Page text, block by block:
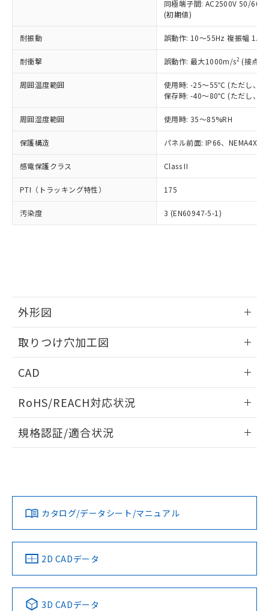
同極端子間: AC2500V 50/
(初期値)
耐振動 誤動作: 10～55Hz 複振幅
耐衝撃 誤動作: 最大1000m/s2 (接点
周囲温度範囲
使用時: -25～55℃ (ただし、氷
保存時: -40～80℃ (ただし、氷
周囲湿度範囲 使用時: 35～85%RH
保護構造 パネル前面: IP66、NEMA4X,
感電保護クラス Class II
PTI（トラッキング特性） 175
汚染度 3 (EN60947-5-1)
外形図
取りつけ穴加工図
CAD
ドすることができます。
ログイン/会員登録
ダウンロードデータをご利用いただく前に、以下を必ずお読
みください。
ソフトウェアの使用条件
RoHS/REACH対応状況
EU RoHS 注意事項・凡例
対応済み
中国 RoHS 注意事項・凡例
規格認証/適合状況
LR型式承認
（イギリス
船舶規格）
DNV型式承認
（ノルウェー
BV型式承認
（フランス
KR型式
（韓国
No No No No
カタログ/データシート/マニュアル
2D CADデータ
3D CADデータ
正式な納期状況および標準価格はお客
様のお取引先、またはお客様担当のオ
ムロン制御機器販売店・当社販売員に
オムロン制御機器販売店や当社販売拠
販売ネットワーク
」をご確認
在庫状況および標準価格結果を当社の
事前の承諾なく第三者に漏洩または開
マイパーツ機能（部品リスト作成サー
ビス）をご利用いただくには、I-Web
メンバーズにご登録されている必要が
あります。
お客様が当ウェブサイト上で当社にご
登録された部品リストについて、当社
および当社の共同利用者が、当社の製
用者の範囲」に記載されている法人を
(PBDE) 1000ppm以下、フタル酸ビス(2-エチルヘキシ
ル) (DEHP)(別名：DOP) 1000ppm以下、フタル酸ブチ
ルベンジル（BBP） 1000ppm以下、フタル酸ジブチル
（DBP） 1000ppm以下、フタル酸ジイソブチル
但し、RoHS指令で産業用監視および制御機器に対する
フタル酸エステル類の４物質については閾値を超える意
図的な使用がないことを確認しています。
※2 対応予定月
部品在庫の切り替え状況などにより、予定
月が前後することがあります。
※3 非含有証明書ダウンロード
※本証明書は発行日時点で非含有を証明す
るもので、過去に遡って非含有を証明する
ものではありません。
物質の対応では、対応完了までの期間は出
荷製品に未対応品が混在することから備考
していることから、特段のことがない限
り、2022年1月12日より割愛しておりま
す。
Cr(Ⅵ)(六価クロム) : 1000ppm、 PBBs(ポリ臭化ビフェ
ニル類) : 1000ppm、 PBDEs(ポリ臭化ジフェニルエーテ
イソブチル) : 1000ppm、 BBP(フタル酸ブチルベンジ
DEHP(フタル酸ビス(2-エチルヘキシル)) : 1000ppm
※2 環境保護使用期限
「ｅ」：有害物質（10物質）のすべてが基
準値以下であることを示します。
「10」：通常の使用状況下において有害物
質が外部に漏えいし、環境に深刻な影響を
及ぼさない年数を意味します。
「－」：未確認です。当社販売部門へお問
い合わせください。
当社は規制貨物を破棄する場合は、完
いよう必要な手段を講じます。
当社は貴社製品を、核兵器、ミサイ
ル、化学兵器、生物兵器またはその他
武器並びにこれらの製造装置等に一切
当社は、貴社製品を第三者に販売する
場合は、上記1、2および3の内容を当
該第三者に通知します。また当社は、
販売先および販売に係わる関係者が違
法に輸出するおそれがある場合は、取
り引きをいたしません。
一定数以上の在庫あり
一定数には満たないが在庫あり
在庫なし(最新の在庫状況につ
いては、お客様のお取引先、ま
たはお客様担当のオムロン制御
機器販売店・当社販売員にご確
白
受注生産機種、また在庫状況の
情報を公開していない機種